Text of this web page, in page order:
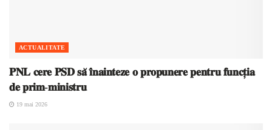
ACTUALITATE
𝐏𝐍𝐋 𝐜𝐞𝐫𝐞 𝐏𝐒𝐃 𝐬𝐚̆ 𝐢̂𝐧𝐚𝐢𝐧𝐭𝐞𝐳𝐞 𝐨 𝐩𝐫𝐨𝐩𝐮𝐧𝐞𝐫𝐞 𝐩𝐞𝐧𝐭𝐫𝐮 𝐟𝐮𝐧𝐜𝐭̦𝐢𝐚
𝐝𝐞 𝐩𝐫𝐢𝐦-𝐦𝐢𝐧𝐢𝐬𝐭𝐫𝐮
19 mai 2026